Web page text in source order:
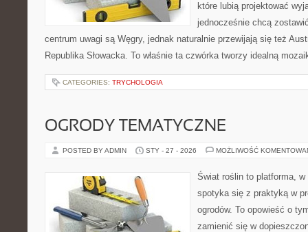
które lubią projektować
jednocześnie chcą
centrum uwagi są Węgry, jednak naturalnie przewijają się też
Republika Słowacka. To właśnie ta czwórka tworzy idealną
CATEGORIES: TRYCHOLOGIA
OGRODY TEMATYCZNE
POSTED BY ADMIN STY - 27 - 2026 MOŻLIWOŚĆ
Świat roślin to platforma, w
spotyka się z praktyką w
ogrodów. To opowieść o
zamienić się w